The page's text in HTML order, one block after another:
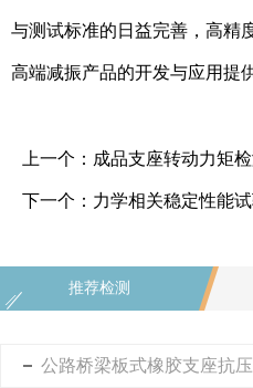
与测试标准的日益完善，高精
高端减振产品的开发与应用提
上一个： 成品支座转动力矩检
下一个： 力学相关稳定性能
推荐检测